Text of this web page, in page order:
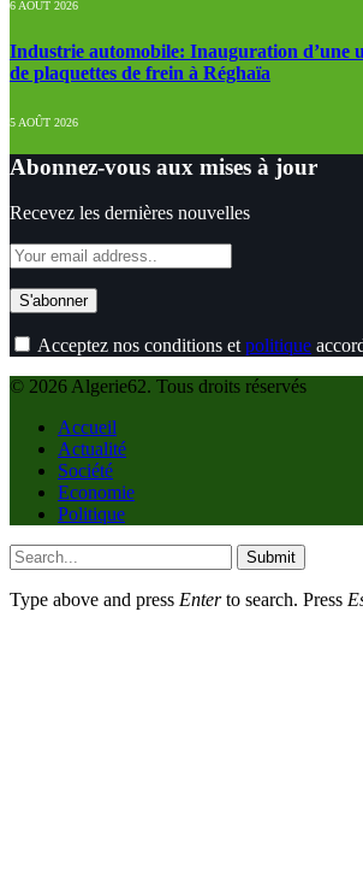
6 AOÛT 2026
Industrie automobile: Inauguration d’une
de plaquettes de frein à Réghaïa
5 AOÛT 2026
Abonnez-vous aux mises à jour
Recevez les dernières nouvelles
Acceptez nos conditions et politique
© 2026 Algerie62. Tous droits réservés
Accueil
Actualité
Société
Economie
Politique
Submit
Type above and press Enterto search. Press